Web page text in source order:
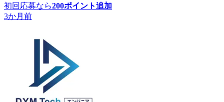
初回応募なら200ポイント追加
3か月前